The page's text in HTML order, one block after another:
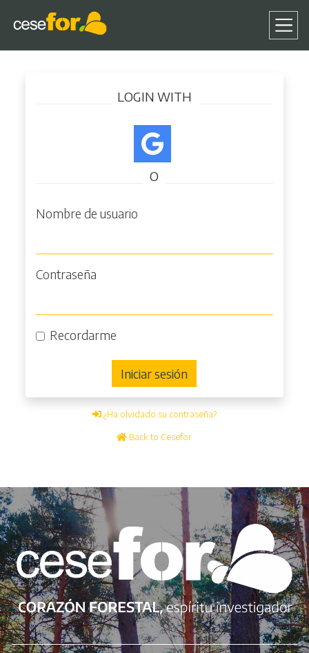
contenido
LOGIN WITH
O
Nombre de usuario
Contraseña
Recordarme
Iniciar sesión
¿Ha olvidado su contraseña?
Back to Cesefor